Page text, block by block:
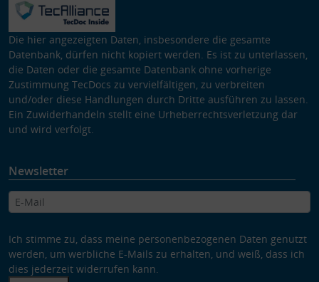
Die hier angezeigten Daten, insbesondere die gesamte
Datenbank, dürfen nicht kopiert werden. Es ist zu unterlassen,
die Daten oder die gesamte Datenbank ohne vorherige
Zustimmung TecDocs zu vervielfältigen, zu verbreiten
und/oder diese Handlungen durch Dritte ausführen zu lassen.
Ein Zuwiderhandeln stellt eine Urheberrechtsverletzung dar
und wird verfolgt.
Newsletter
Ich stimme zu, dass meine personenbezogenen Daten genutzt
werden, um werbliche E-Mails zu erhalten, und weiß, dass ich
dies jederzeit widerrufen kann.